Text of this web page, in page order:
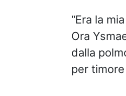
“Era la
Ora
dalla
per